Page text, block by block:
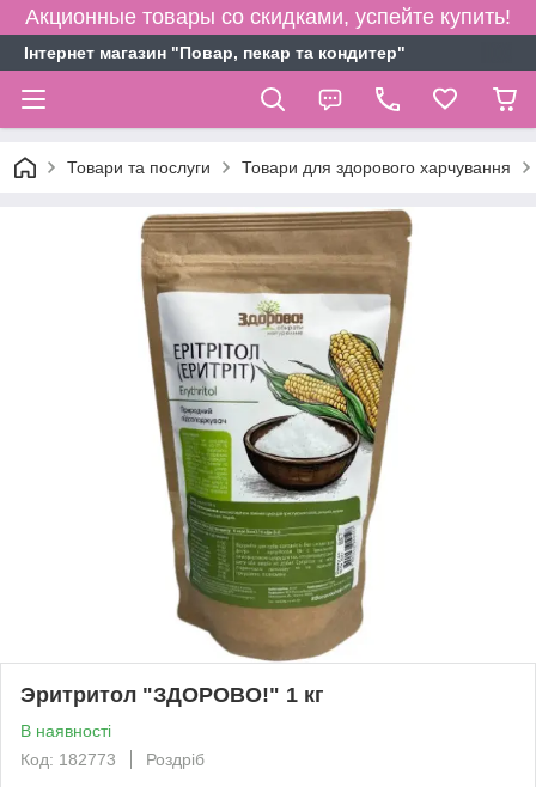
Акционные товары со скидками, успейте купить!
Інтернет магазин "Повар, пекар та кондитер"
Товари та послуги Товари для здорового харчування
Эритритол "ЗДОРОВО!" 1 кг
В наявності
Код: 182773
Роздріб